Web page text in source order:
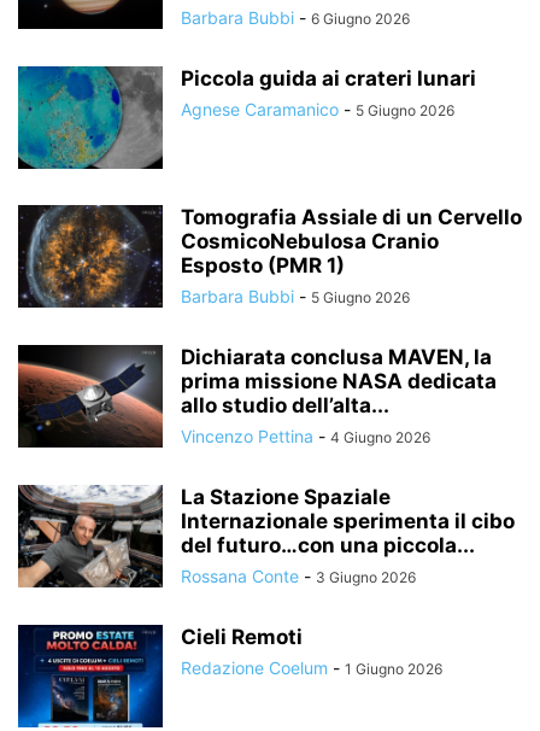
Barbara Bubbi - 6 Giugno 2026
Piccola guida ai crateri lunari
Agnese Caramanico - 5 Giugno 2026
Tomografia Assiale di un Cervello
CosmicoNebulosa Cranio
Esposto (PMR 1)
Barbara Bubbi - 5 Giugno 2026
Dichiarata conclusa MAVEN, la
prima missione NASA dedicata
allo studio dell’alta...
Vincenzo Pettina - 4 Giugno 2026
La Stazione Spaziale
Internazionale sperimenta il cibo
del futuro…con una piccola...
Rossana Conte - 3 Giugno 2026
Cieli Remoti
Redazione Coelum - 1 Giugno 2026